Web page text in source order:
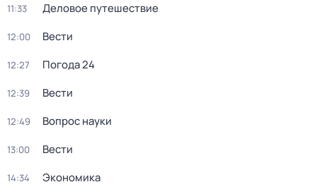
11:33 Деловое путешествие
12:00 Вести
12:27 Погода 24
12:39 Вести
12:49 Вопрос науки
13:00 Вести
14:34 Экономика